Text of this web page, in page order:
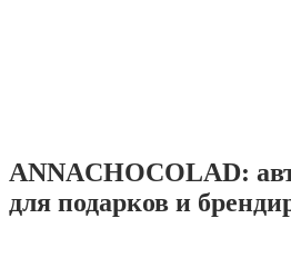
ANNACHOCOLAD:
для подарков и